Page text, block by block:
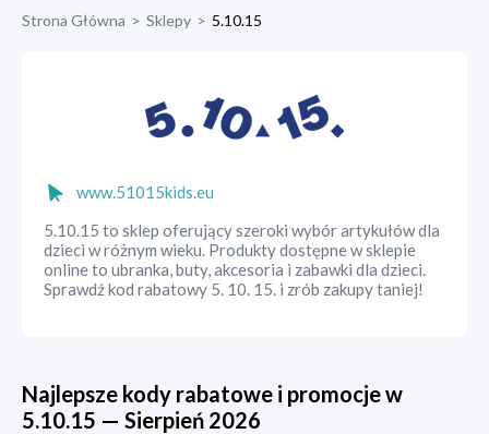
Strona Główna > Sklepy > 5.10.15
www.51015kids.eu
5.10.15 to sklep oferujący szeroki wybór artykułów dla
dzieci w różnym wieku. Produkty dostępne w sklepie
online to ubranka, buty, akcesoria i zabawki dla dzieci.
Sprawdź kod rabatowy 5. 10. 15. i zrób zakupy taniej!
Najlepsze kody rabatowe i promocje w
5.10.15 — Sierpień 2026